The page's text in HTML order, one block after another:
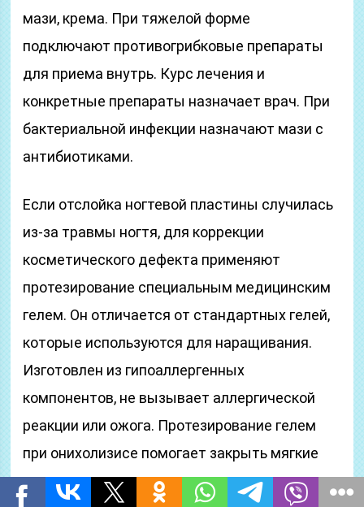
мази, крема. При тяжелой форме
подключают противогрибковые препараты
для приема внутрь. Курс лечения и
конкретные препараты назначает врач. При
бактериальной инфекции назначают мази с
антибиотиками.
Если отслойка ногтевой пластины случилась
из-за травмы ногтя, для коррекции
косметического дефекта применяют
протезирование специальным медицинским
гелем. Он отличается от стандартных гелей,
которые используются для наращивания.
Изготовлен из гипоаллергенных
компонентов, не вызывает аллергической
реакции или ожога. Протезирование гелем
при онихолизисе помогает закрыть мягкие
ткани, минимизировать риски травмирования